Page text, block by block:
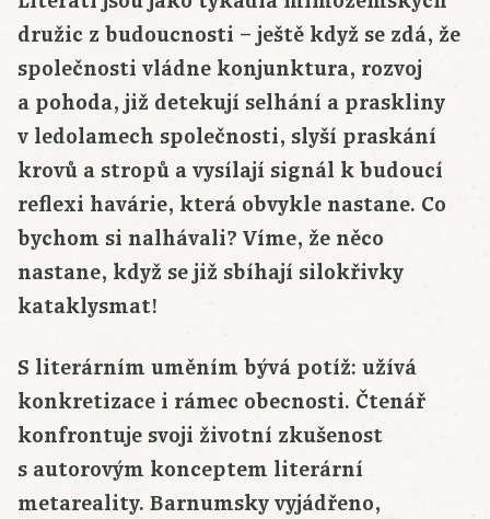
družic z budoucnosti – ještě když se zdá, že
společnosti vládne konjunktura, rozvoj
a pohoda, již detekují selhání a praskliny
v ledolamech společnosti, slyší praskání
krovů a stropů a vysílají signál k budoucí
reflexi havárie, která obvykle nastane. Co
bychom si nalhávali? Víme, že něco
nastane, když se již sbíhají silokřivky
kataklysmat!
S literárním uměním bývá potíž: užívá
konkretizace i rámec obecnosti. Čtenář
konfrontuje svoji životní zkušenost
s autorovým konceptem literární
metareality. Barnumsky vyjádřeno,